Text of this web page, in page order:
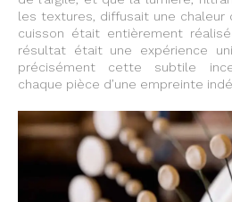
les textures, diffusait une chaleur
cuisson était entièrement
résultat était une expérience
précisément cette subtile
chaque pièce d’une empreinte